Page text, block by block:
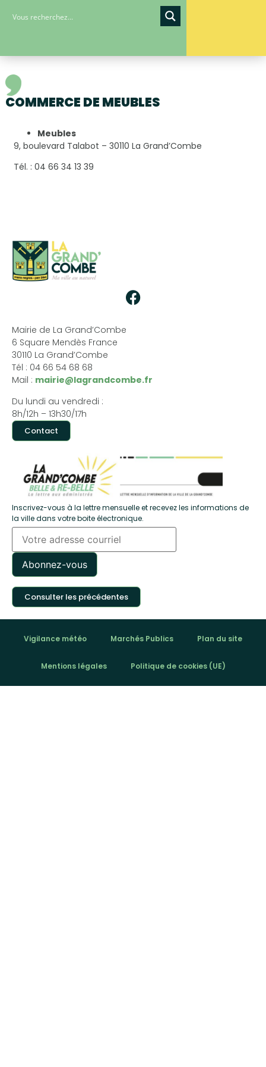
COMMERCE DE MEUBLES
Meubles
9, boulevard Talabot – 30110 La Grand’Combe
Tél. : 04 66 34 13 39
Mairie de La Grand’Combe
6 Square Mendès France
30110 La Grand’Combe
Tél : 04 66 54 68 68
Mail : mairie@lagrandcombe.fr
Du lundi au vendredi :
8h/12h – 13h30/17h
Contact
Inscrivez-vous à la lettre mensuelle et recevez les informations de
la ville dans votre boite électronique.
Consulter les précédentes
Vigilance météo Marchés Publics Plan du site
Mentions légales Politique de cookies (UE)